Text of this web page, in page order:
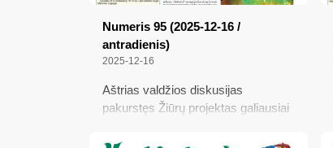
Numeris 95 (2025-12-16 /
antradienis)
2025-12-16
Aštrias valdžios diskusijas
pakurstęs Žiūrų projektas galiausiai
švenčių; Jau patvirtinti 2026 metų